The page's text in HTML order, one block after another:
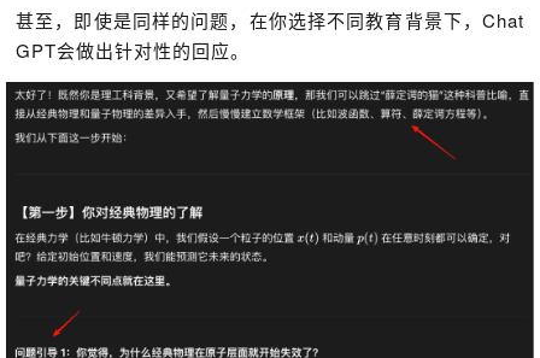
甚至，即使是同样的问题，在你选择不同教育背景下，Chat
GPT会做出针对性的回应。